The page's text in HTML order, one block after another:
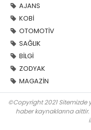
AJANS
KOBİ
OTOMOTİV
SAĞLIK
BİLGİ
ZODYAK
MAGAZİN
©Copyright 2021 Sitemizde
haber kaynaklarına